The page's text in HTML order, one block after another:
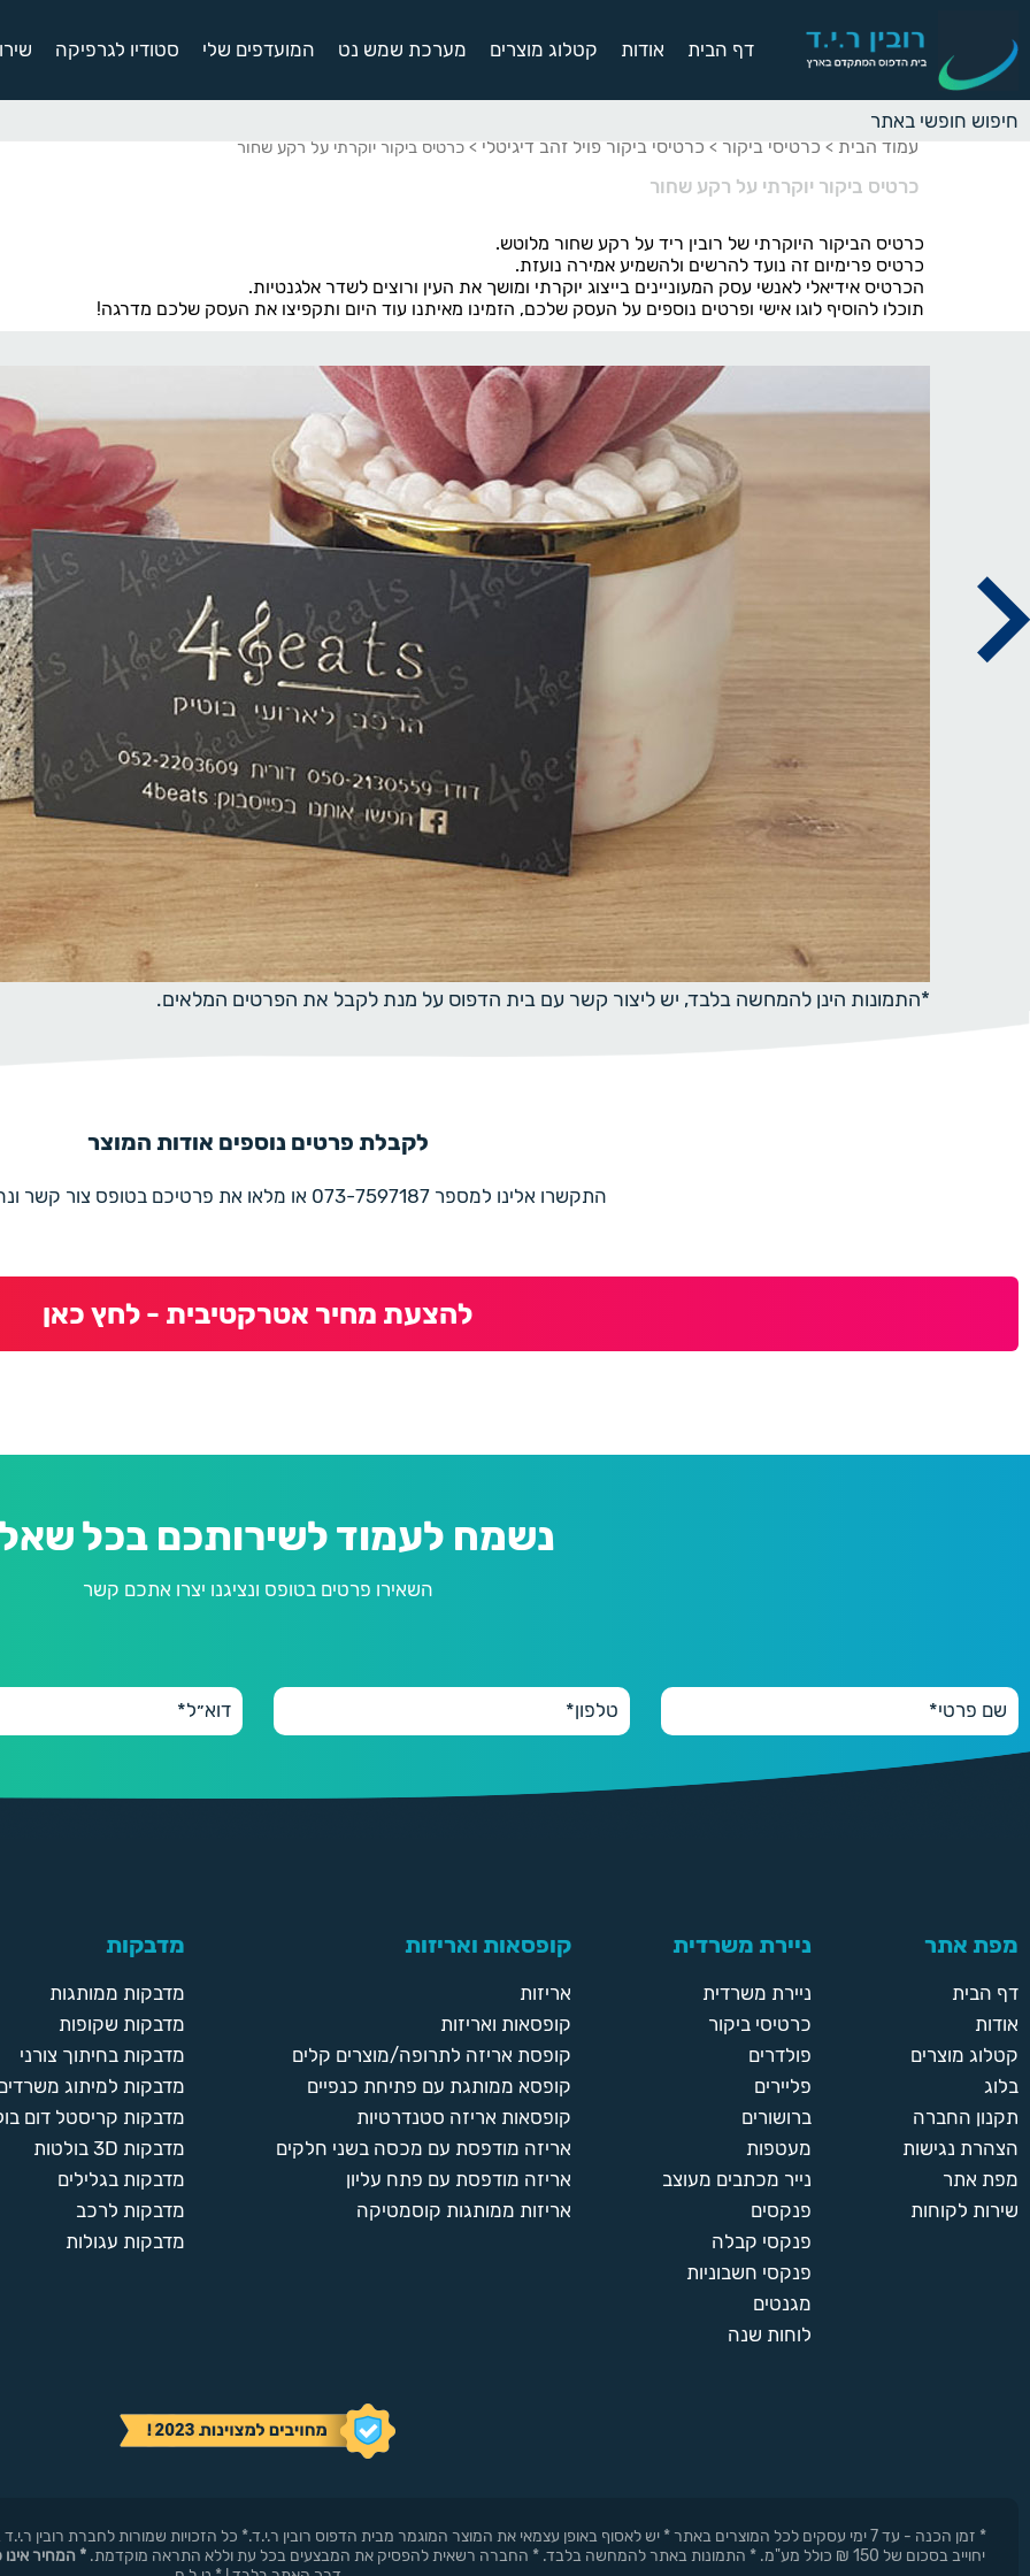
דף הבית אודות קטלוג מוצרים מערכת שמש נט המועדפים שלי סטודיו לגרפיקה
עמוד הבית > כרטיסי ביקור > כרטיסי ביקור פויל זהב דיגיטלי > כרטיס ביקור יוקרתי על רקע שחור
כרטיס ביקור יוקרתי על רקע שחור
כרטיס הביקור היוקרתי של רובין ריד על רקע שחור מלוטש.
כרטיס פרימיום זה נועד להרשים ולהשמיע אמירה נועזת.
הכרטיס אידיאלי לאנשי עסק המעוניינים בייצוג יוקרתי ומושך את העין ורוצים לשדר אלגנטיות.
תוכלו להוסיף לוגו אישי ופרטים נוספים על העסק שלכם, הזמינו מאיתנו עוד היום ותקפיצו את העסק שלכם מדרגה!
*התמונות הינן להמחשה בלבד, יש ליצור קשר עם בית הדפוס על מנת לקבל את הפרטים המלאים.
לקבלת פרטים נוספים אודות המוצר
התקשרו אלינו למספר 073-7597187 או מלאו את פרטיכם בטופס צור קשר ונחזור בהקדם
להצעת מחיר אטרקטיבית - לחץ כאן
נשמח לעמוד לשירותכם בכל
השאירו פרטים בטופס ונציגנו יצרו אתכם קשר
מפת אתר
דף הבית
אודות
קטלוג מוצרים
בלוג
תקנון החברה
הצהרת נגישות
מפת אתר
שירות לקוחות
ניירת משרדית
ניירת משרדית
כרטיסי ביקור
פולדרים
פליירים
ברושורים
מעטפות
נייר מכתבים מעוצב
פנקסים
פנקסי קבלה
פנקסי חשבוניות
מגנטים
לוחות שנה
קופסאות ואריזות
אריזות
קופסאות ואריזות
קופסת אריזה לתרופה/מוצרים קלים
קופסא ממותגת עם פתיחת כנפיים
קופסאות אריזה סטנדרטיות
אריזה מודפסת עם מכסה בשני חלקים
אריזה מודפסת עם פתח עליון
אריזות ממותגות קוסמטיקה
מדבקות
מדבקות ממותגות
מדבקות שקופות
מדבקות בחיתוך צורני
מדבקות למיתוג
מדבקות קריסטל דום
מדבקות 3D בולטות
מדבקות בגלילים
מדבקות לרכב
מדבקות עגולות
* זמן הכנה - עד 7 ימי עסקים לכל המוצרים באתר * יש לאסוף באופן עצמאי את המוצר המוגמר מבית הדפוס רובין ר.י.ד.* כל הזכויות שמורות לחברת
יחוייב בסכום של 150 ₪ כולל מע"מ. * התמונות באתר להמחשה בלבד. * החברה רשאית להפסיק את המבצעים בכל עת וללא התראה מוקדמת.
* המחיר